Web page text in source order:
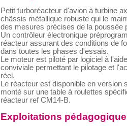
Petit turboréacteur d'avion à turbine
châssis métallique robuste qui le
des mesures précises de la poussée
Un contrôleur électronique
réacteur assurant des conditions de
dans toutes les phases d'essais.
Le moteur est piloté par logiciel à
conviviale permettant le pilotage et
réel.
Le réacteur est disponible en
monté sur une table à roulettes
réacteur ref CM14-B.
Exploitations